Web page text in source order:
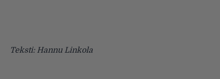
Teksti: Hannu Linkola